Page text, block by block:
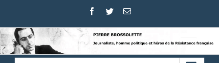
Facebook
TwitterEmail